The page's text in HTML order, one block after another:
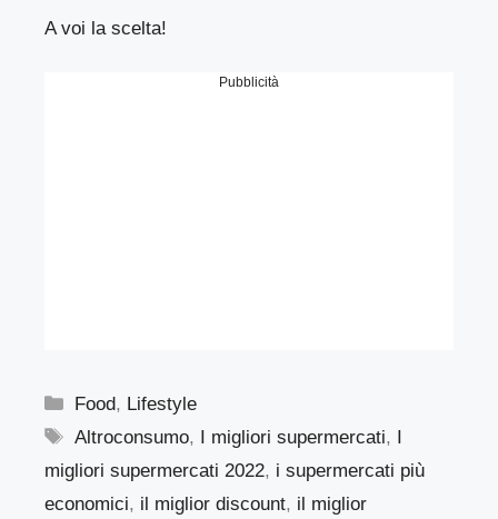
A voi la scelta!
Pubblicità
Categorie
Food, Lifestyle
Tag
Altroconsumo, I migliori supermercati, I
migliori supermercati 2022, i supermercati più
economici, il miglior discount, il miglior